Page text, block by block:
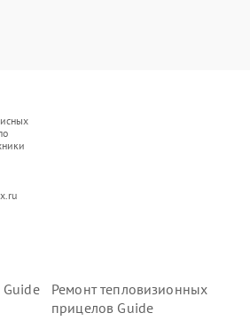
Guide
Ремонт тепловизионных
прицелов Guide